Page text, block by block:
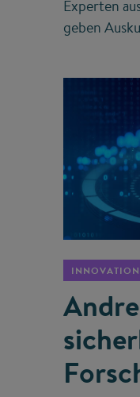
Experten
geben